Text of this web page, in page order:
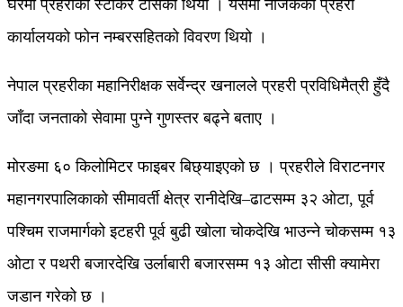
घरमा प्रहरीको स्टीकर टाँसेको थियो । यसमा नजिकैको प्रहरी
कार्यालयको फोन नम्बरसहितको विवरण थियो ।
नेपाल प्रहरीका महानिरीक्षक सर्वेन्द्र खनालले प्रहरी प्रविधिमैत्री हुँदै
जाँदा जनताको सेवामा पुग्ने गुणस्तर बढ्ने बताए ।
मोरङमा ६० किलोमिटर फाइबर बिछ्याइएको छ । प्रहरीले विराटनगर
महानगरपालिकाको सीमावर्ती क्षेत्र रानीदेखि–ढाटसम्म ३२ ओटा, पूर्व
पश्चिम राजमार्गको इटहरी पूर्व बुढी खोला चोकदेखि भाउन्ने चोकसम्म १३
ओटा र पथरी बजारदेखि उर्लाबारी बजारसम्म १३ ओटा सीसी क्यामेरा
जडान गरेको छ ।